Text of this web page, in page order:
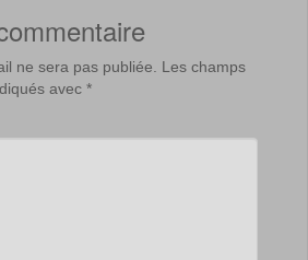
ne sera pas publiée. Les champs
avec *